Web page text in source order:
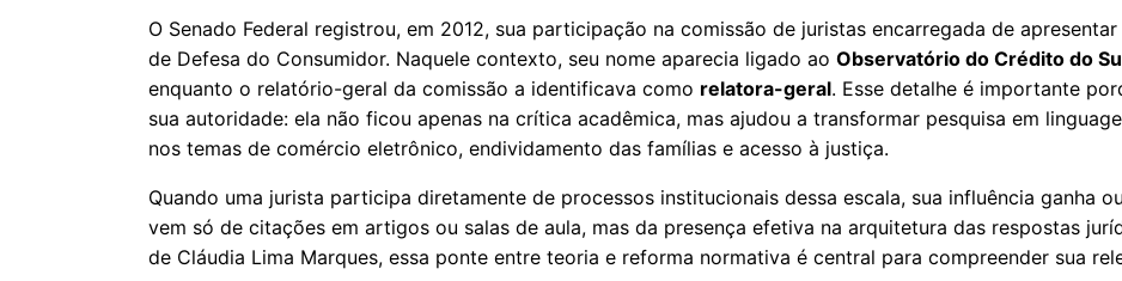
O Senado Federal registrou, em 2012, sua participação na comissão de juristas encarregada de
de Defesa do Consumidor. Naquele contexto, seu nome aparecia ligado ao Observatório do Crédito do
enquanto o relatório-geral da comissão a identificava como relatora-geral. Esse detalhe é importante
sua autoridade: ela não ficou apenas na crítica acadêmica, mas ajudou a transformar pesquisa em
nos temas de comércio eletrônico, endividamento das famílias e acesso à justiça.
Quando uma jurista participa diretamente de processos institucionais dessa escala, sua influência ganha
vem só de citações em artigos ou salas de aula, mas da presença efetiva na arquitetura das respostas
de Cláudia Lima Marques, essa ponte entre teoria e reforma normativa é central para compreender sua